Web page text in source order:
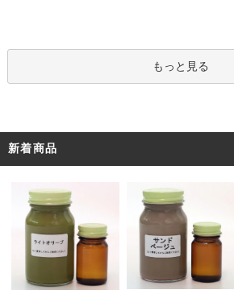
もっと見る
新着商品